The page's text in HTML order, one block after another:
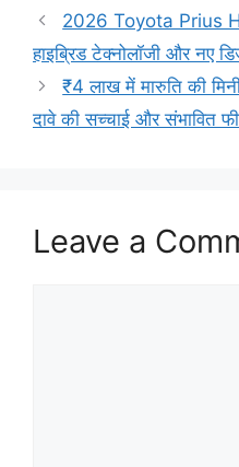
2026 Toyota Prius
हाइब्रिड टेक्नोलॉजी और नए
₹4 लाख में मारुति की
दावे की सच्चाई और संभावित
Leave a